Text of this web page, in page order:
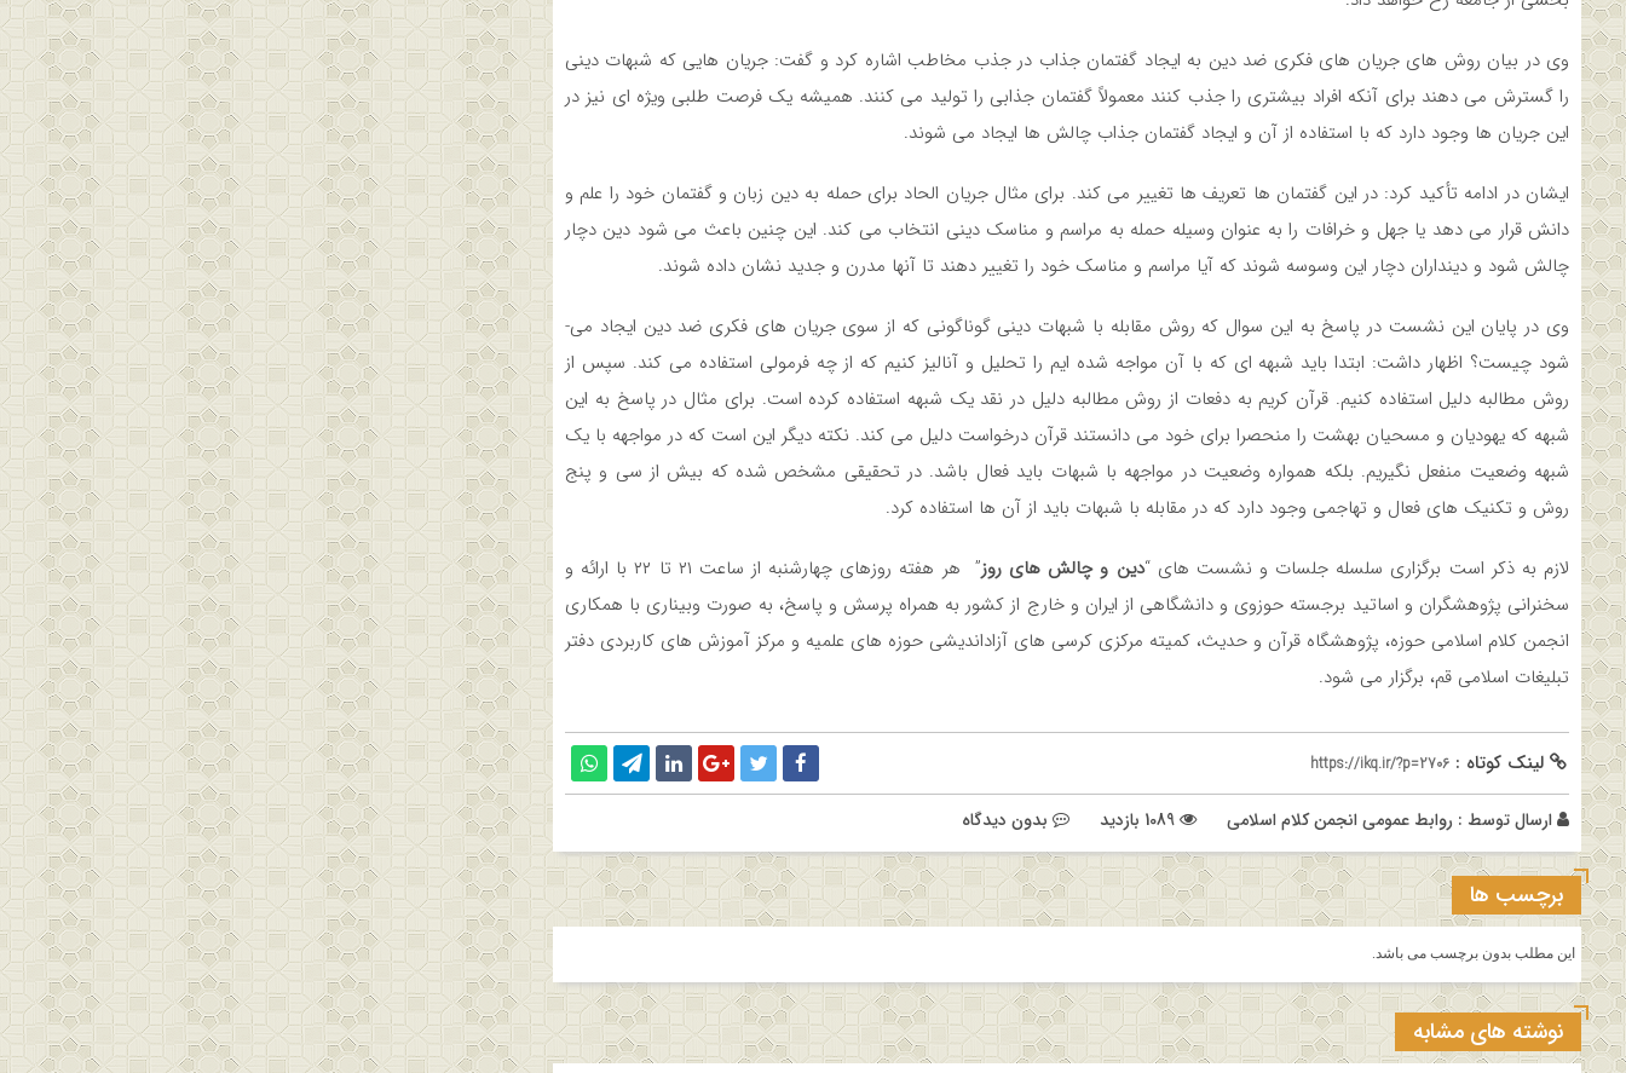
وی در بیان روش­ های جریان های فکری ضد دین به ایجاد گفتمان جذاب در جذب مخاطب اشاره کرد و گفت: جریان­ هایی که شبهات دینی
را گسترش می­ دهند برای آنکه افراد بیشتری را جذب کنند معمولاً گفتمان جذابی را تولید می­ کنند. همیشه یک فرصت طلبی ویژه ­ای نیز در
این جریان­ ها وجود دارد که با استفاده از آن و ایجاد گفتمان جذاب چالش­ ها ایجاد می­ شوند.
ایشان در ادامه تأکید کرد: در این گفتمان ها تعریف ها تغییر می­ کند. برای مثال جریان الحاد برای حمله به دین زبان و گفتمان خود را علم و
دانش قرار می ­دهد یا جهل و خرافات را به عنوان وسیله حمله به مراسم و مناسک دینی انتخاب می­ کند. این چنین باعث می­ شود دین دچار
چالش شود و دینداران دچار این وسوسه شوند که آیا مراسم و مناسک خود را تغییر دهند تا آن­ها مدرن و جدید نشان داده شوند.
وی در پایان این نشست در پاسخ به این سوال که روش مقابله با شبهات دینی گوناگونی که از سوی جریان­ های فکری ضد دین ایجاد می­
شود چیست؟ اظهار داشت: ابتدا باید شبهه ای که با آن مواجه شده ایم را تحلیل و آنالیز کنیم که از چه فرمولی استفاده می ­کند. سپس از
روش مطالبه دلیل استفاده کنیم. قرآن کریم به دفعات از روش مطالبه دلیل در نقد یک شبهه استفاده کرده است. برای مثال در پاسخ به این
شبهه که یهودیان و مسحیان بهشت را منحصرا برای خود می­ دانستند قرآن درخواست دلیل می ­کند. نکته دیگر این است که در مواجهه با یک
شبهه وضعیت منفعل نگیریم. بلکه همواره وضعیت در مواجهه با شبهات باید فعال باشد. در تحقیقی مشخص شده که بیش از سی و پنج
روش و تکنیک های فعال و تهاجمی وجود دارد که در مقابله با شبهات باید از آن ها استفاده کرد.
لازم به ذکر است برگزاری سلسله جلسات و نشست های “دین و چالش های روز
” هر هفته روزهای چهارشنبه از ساعت ۲۱ تا ۲۲ با ارائه و
سخنرانی پژوهشگران و اساتید برجسته حوزوی و دانشگاهی از ایران و خارج از کشور به همراه پرسش و پاسخ، به صورت وبیناری با همکاری
انجمن کلام اسلامی حوزه، پژوهشگاه قرآن و حدیث، کمیته مرکزی کرسی های آزاداندیشی حوزه های علمیه و مرکز آموزش های کاربردی دفتر
تبلیغات اسلامی قم، برگزار می شود.
لینک کوتاه : https://ikq.ir/?p=2706
ارسال توسط : روابط عمومی انجمن کلام اسلامی بدون دیدگاه
برچسب ها
این مطلب بدون برچسب می باشد.
نوشته های مشابه